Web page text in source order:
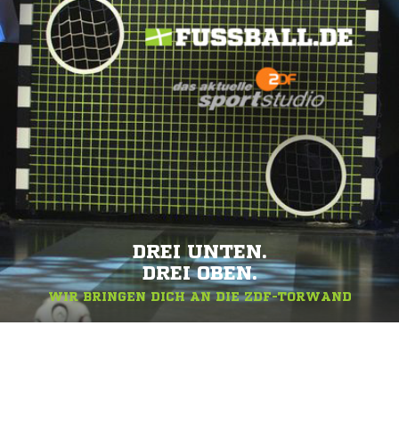
DREI UNTEN.
DREI OBEN.
WIR BRINGEN DICH AN DIE ZDF-TORWAND